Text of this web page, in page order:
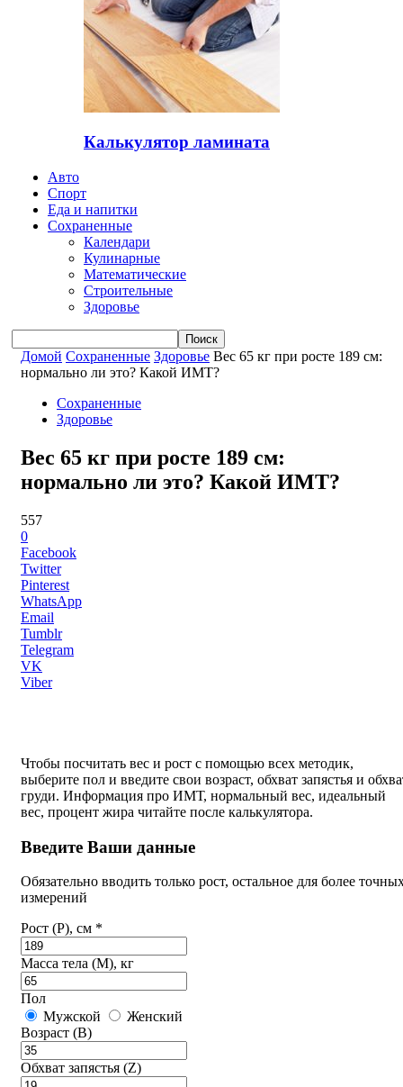
Калькулятор ламината
Авто
Спорт
Еда и напитки
Сохраненные
Календари
Кулинарные
Математические
Строительные
Здоровье
Домой Сохраненные Здоровье Вес 65 кг при росте 189 см:
нормально ли это? Какой ИМТ?
Сохраненные
Здоровье
Вес 65 кг при росте 189 см:
нормально ли это? Какой ИМТ?
557
0
Facebook
Twitter
Pinterest
WhatsApp
Email
Tumblr
Telegram
VK
Viber
Чтобы посчитать вес и рост с помощью всех методик,
выберите пол и введите свои возраст, обхват запястья и
груди. Информация про ИМТ, нормальный вес, идеальный
вес, процент жира читайте после калькулятора.
Введите Ваши данные
Обязательно вводить только рост, остальное для более
измерений
Рост (P), см *
Масса тела (M), кг
Пол
Мужской
Женский
Возраст (B)
Обхват запястья (Z)